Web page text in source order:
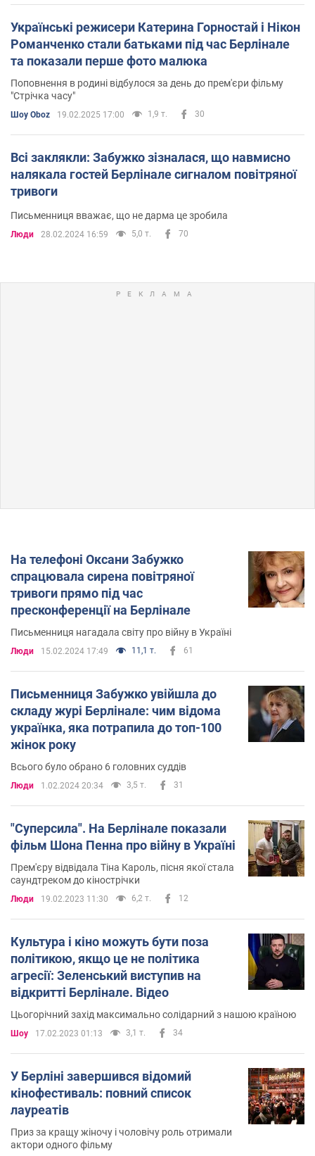
Українські режисери Катерина Горностай і Нікон
Романченко стали батьками під час Берлінале
та показали перше фото малюка
Поповнення в родині відбулося за день до прем'єри фільму
"Стрічка часу"
Шоу Oboz 19.02.2025 17:00 1,9 т. 30
Всі заклякли: Забужко зізналася, що навмисно
налякала гостей Берлінале сигналом повітряної
тривоги
Письменниця вважає, що не дарма це зробила
Люди 28.02.2024 16:59 5,0 т. 70
На телефоні Оксани Забужко
спрацювала сирена повітряної
тривоги прямо під час
пресконференції на Берлінале
Письменниця нагадала світу про війну в Україні
Люди 15.02.2024 17:49 11,1 т. 61
Письменниця Забужко увійшла до
складу журі Берлінале: чим відома
українка, яка потрапила до топ-100
жінок року
Всього було обрано 6 головних суддів
Люди 1.02.2024 20:34 3,5 т. 31
"Суперсила". На Берлінале показали
фільм Шона Пенна про війну в Україні
Прем'єру відвідала Тіна Кароль, пісня якої стала
саундтреком до кінострічки
Люди 19.02.2023 11:30 6,2 т. 12
Культура і кіно можуть бути поза
політикою, якщо це не політика
агресії: Зеленський виступив на
відкритті Берлінале. Відео
Цьогорічний захід максимально солідарний з нашою країною
Шоу 17.02.2023 01:13 3,1 т. 34
У Берліні завершився відомий
кінофестиваль: повний список
лауреатів
Приз за кращу жіночу і чоловічу роль отримали
актори одного фільму